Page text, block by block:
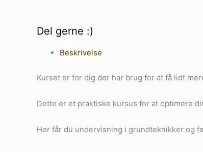
Del gerne :)
Beskrivelse
Kurset er for dig der har brug for at få lidt
Dette er et praktiske kursus for at optimere
Her får du undervisning i grundteknikker og